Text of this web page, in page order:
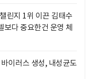
린지 1위 이끈 김태수
다 중요한건 운영 체
이러스 생성, 내성균도